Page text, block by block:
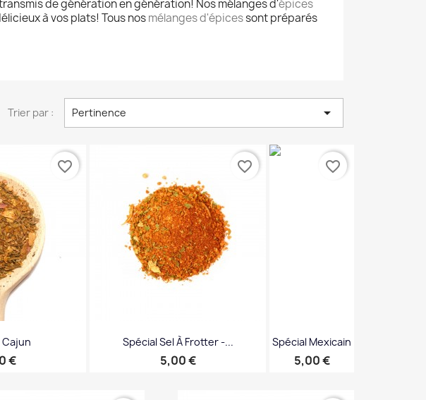
de génération en génération! Nos mélanges d'épices
à vos plats! Tous nosmélanges d'épicessont préparés
Trier par : Pertinence 
Cajun
€
favorite_border
Spécial Sel À Frotter -...
Prix
5,00 €
favorite_border
Spécial Mexicain
Prix
5,00 €
favorite_border